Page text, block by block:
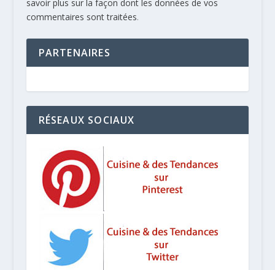
savoir plus sur la façon dont les données de vos
commentaires sont traitées.
PARTENAIRES
RÉSEAUX SOCIAUX